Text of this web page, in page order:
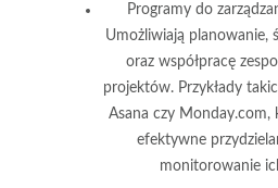
Programy do
Umożliwiają planowanie,
oraz współpracę
projektów. Przykłady
Asana czy Monday.com,
efektywne
monitorowanie